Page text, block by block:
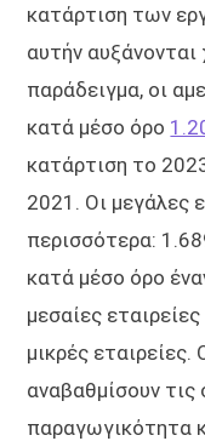
κατάρτιση των
αυτήν αυξάνονται
παράδειγμα, οι
κατά μέσο όρο
κατάρτιση το
2021. Οι μεγάλες
περισσότερα:
κατά μέσο όρο
μεσαίες
μικρές εταιρείες.
αναβαθμίσουν
παραγωγικότητα